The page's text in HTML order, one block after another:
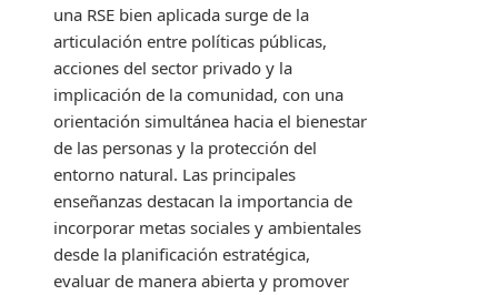
una RSE bien aplicada surge de la
articulación entre políticas públicas,
acciones del sector privado y la
implicación de la comunidad, con una
orientación simultánea hacia el bienestar
de las personas y la protección del
entorno natural. Las principales
enseñanzas destacan la importancia de
incorporar metas sociales y ambientales
desde la planificación estratégica,
evaluar de manera abierta y promover